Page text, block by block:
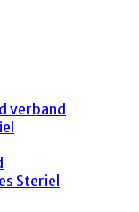
verband
Steriel